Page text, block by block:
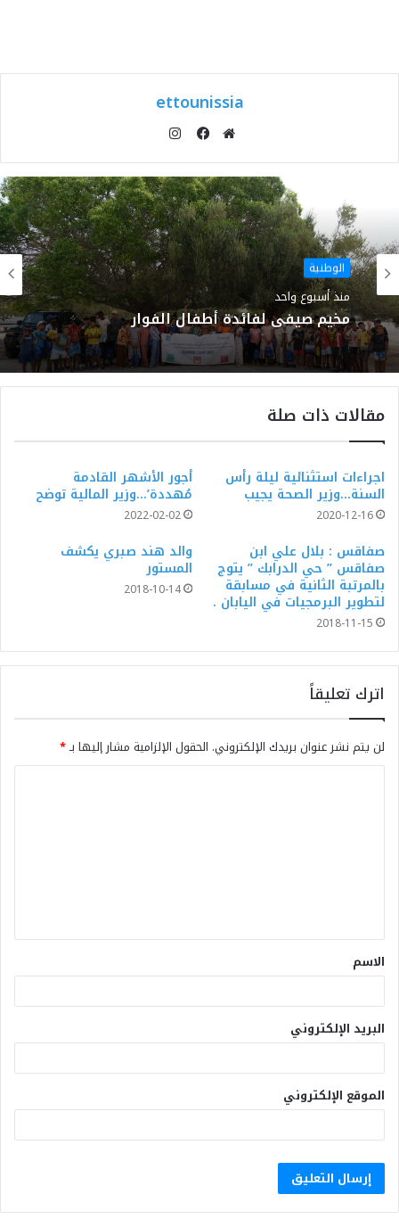
ettounissia
الويب
الوطنية
منذ أسبوع واحد
مخيم صيفي لفائدة أطفال الفوار
مقالات ذات صلة
اجراءات استثنائية ليلة رأس
السنة…وزير الصحة يجيب
2020-12-16
أجور الأشهر القادمة
مُهددة’…وزير المالية توضح
2022-02-02
صفاقس : بلال علي ابن
صفاقس ” حي الدرابك ” يتوج
بالمرتبة الثانية في مسابقة
لتطوير البرمجيات في اليابان .
2018-11-15
والد هند صبري يكشف
المستور
2018-10-14
اترك تعليقاً
لن يتم نشر عنوان بريدك الإلكتروني. الحقول الإلزامية مشار إليها بـ*
الاسم
البريد الإلكتروني
الموقع الإلكتروني